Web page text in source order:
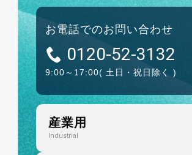
お電話でのお問い合わせ
0120-52-3132
9:00～17:00( 土日・祝日除く )
産業用
Industrial